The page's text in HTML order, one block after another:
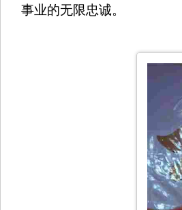
事业的无限忠诚。